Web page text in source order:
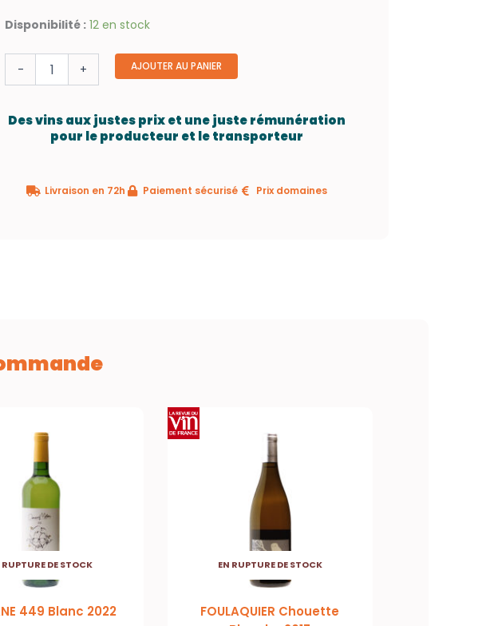
Disponibilité : 12 en stock
-
quantité
PÉGALINE
Juste
Blanc
+ AJOUTER AU PANIER
Des vins aux justes prix et une juste rémunération
pour le producteur et le transporteur
Livraison en 72h Paiement sécurisé Prix domaines
RUPTURE DE STOCK
449 Blanc 2022
EN RUPTURE DE STOCK
FOULAQUIER Chouette